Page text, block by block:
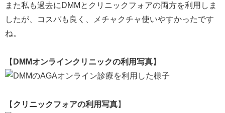
また私も過去にDMMとクリニックフォアの両方を利用しま
したが、コスパも良く、メチャクチャ使いやすかったです
ね。
【 DMMオンラインクリニックの利用写真】
【 クリニックフォアの利用写真】